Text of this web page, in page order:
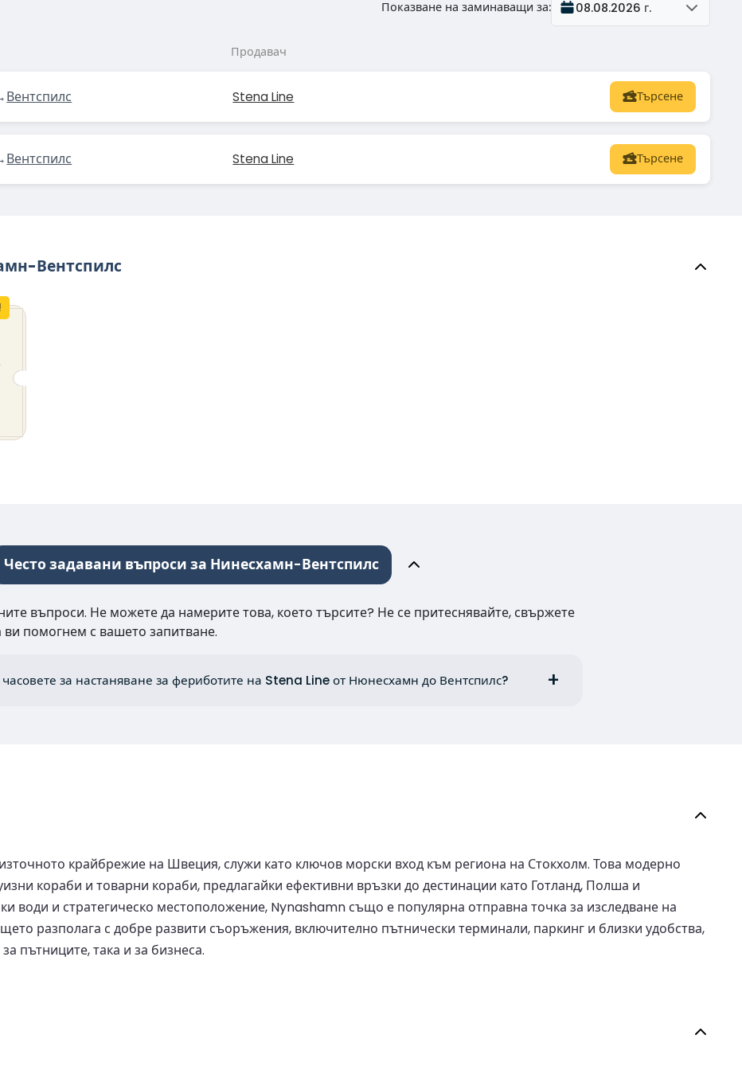
Показване на заминаващи за: 08.08.2026 г.
Продавач
Вентспилс Stena Line Търсене
Вентспилс Stena Line Търсене
Вентспилс
Често задавани въпроси за Нинесхамн-Вентспилс
въпроси. Не можете да намерите това, което търсите? Не се притеснявайте, свържете
помогнем с вашето запитване.
часовете за настаняване за фериботите на Stena Line от Нюнесхамн до Вентспилс?
крайбрежие на Швеция, служи като ключов морски вход към региона на Стокхолм. Това модерно
кораби и товарни кораби, предлагайки ефективни връзки до дестинации като Готланд, Полша и
води и стратегическо местоположение, Nynashamn също е популярна отправна точка за изследване на
разполага с добре развити съоръжения, включително пътнически терминали, паркинг и близки удобства,
пътниците, така и за бизнеса.